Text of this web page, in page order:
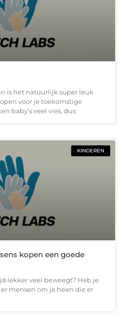
is het natuurlijk super leuk
voor je toekomstige
baby’s veel vies, dus
KINDEREN
kopen een goede
lekker veel beweegt? Heb je
mensen om je heen die er